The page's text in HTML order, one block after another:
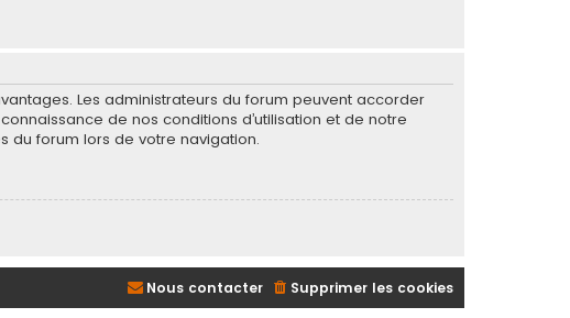
Les administrateurs du forum peuvent accorder
de nos conditions d’utilisation et de notre
du forum lors de votre navigation.
Supprimer les cookies
Nous contacter